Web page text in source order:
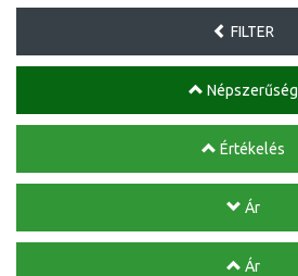
FILTER
Népszerűség
Értékelés
Ár
Ár